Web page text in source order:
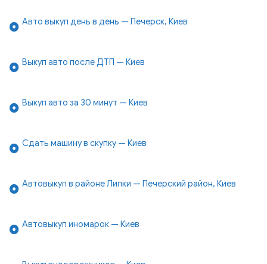
Авто выкуп день в день — Печерск, Киев
Выкуп авто после ДТП — Киев
Выкуп авто за 30 минут — Киев
Сдать машину в скупку — Киев
Автовыкуп в районе Липки — Печерский район, Киев
Автовыкуп иномарок — Киев